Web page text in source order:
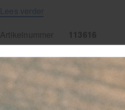
Lees verder
Artikelnummer 113616
64,45 excl.
9% BTW